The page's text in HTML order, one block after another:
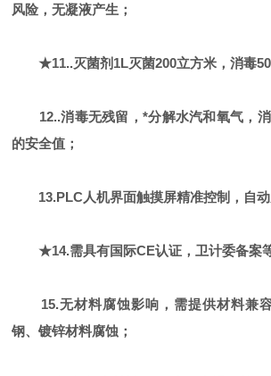
风险，无凝液产生；
★11..灭菌剂1L灭菌200立方米，消毒
12..消毒无残留，*分解水汽和氧气，
的安全值；
13.PLC人机界面触摸屏精准控制，自动
★14.需具有国际CE认证，卫计委备案
15.无材料腐蚀影响，需提供材料兼
钢、镀锌材料腐蚀；